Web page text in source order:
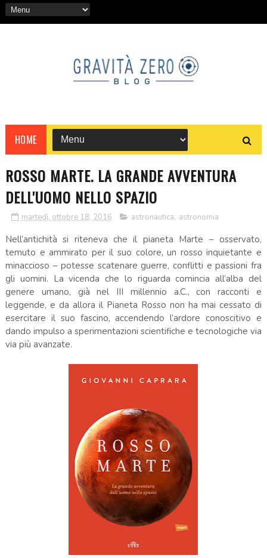
HOME
ROSSO MARTE. LA GRANDE AVVENTURA
DELL'UOMO NELLO SPAZIO
martedì, ottobre 18, 2016 astronautica, astronomia
Nell’antichità si riteneva che il pianeta Marte – osservato,
temuto e ammirato per il suo colore, un rosso inquietante e
minaccioso – potesse scatenare guerre, conflitti e passioni fra
gli uomini. La vicenda che lo riguarda comincia all’alba del
genere umano, già nel III millennio a.C., con racconti e
leggende, e da allora il Pianeta Rosso non ha mai cessato di
esercitare il suo fascino, accendendo l’ardore conoscitivo e
dando impulso a sperimentazioni scientifiche e tecnologiche via
via più avanzate.